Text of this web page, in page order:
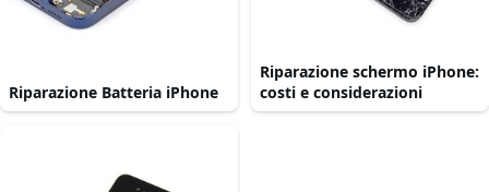
Riparazione Batteria iPhone
Riparazione schermo iPhone:
costi e considerazioni